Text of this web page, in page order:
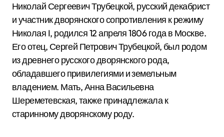
Николай Сергеевич Трубецкой, русский декабрист
и участник дворянского сопротивления к режиму
Николая I, родился 12 апреля 1806 года в Москве.
Его отец, Сергей Петрович Трубецкой, был родом
из древнего русского дворянского рода,
обладавшего привилегиями и земельным
владением. Мать, Анна Васильевна
Шереметевская, также принадлежала к
старинному дворянскому роду.